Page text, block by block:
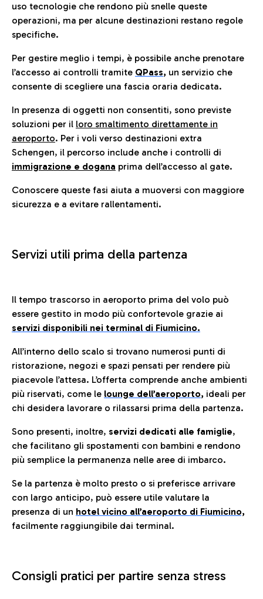
uso tecnologie che rendono più snelle queste
operazioni, ma per alcune destinazioni restano regole
specifiche.
Per gestire meglio i tempi, è possibile anche prenotare
l’accesso ai controlli tramite QPass, un servizio che
consente di scegliere una fascia oraria dedicata.
In presenza di oggetti non consentiti, sono previste
soluzioni per il loro smaltimento direttamente in
aeroporto. Per i voli verso destinazioni extra
Schengen, il percorso include anche i controlli di
immigrazione e dogana prima dell’accesso al gate.
Conoscere queste fasi aiuta a muoversi con maggiore
sicurezza e a evitare rallentamenti.
Servizi utili prima della partenza
Il tempo trascorso in aeroporto prima del volo può
essere gestito in modo più confortevole grazie ai
servizi disponibili nei terminal di Fiumicino.
All’interno dello scalo si trovano numerosi punti di
ristorazione, negozi e spazi pensati per rendere più
piacevole l’attesa. L’offerta comprende anche ambienti
più riservati, come le lounge dell’aeroporto, ideali per
chi desidera lavorare o rilassarsi prima della partenza.
Sono presenti, inoltre, servizi dedicati alle famiglie,
che facilitano gli spostamenti con bambini e rendono
più semplice la permanenza nelle aree di imbarco.
Se la partenza è molto presto o si preferisce arrivare
con largo anticipo, può essere utile valutare la
presenza di un hotel vicino all’aeroporto di Fiumicino,
facilmente raggiungibile dai terminal.
Consigli pratici per partire senza stress